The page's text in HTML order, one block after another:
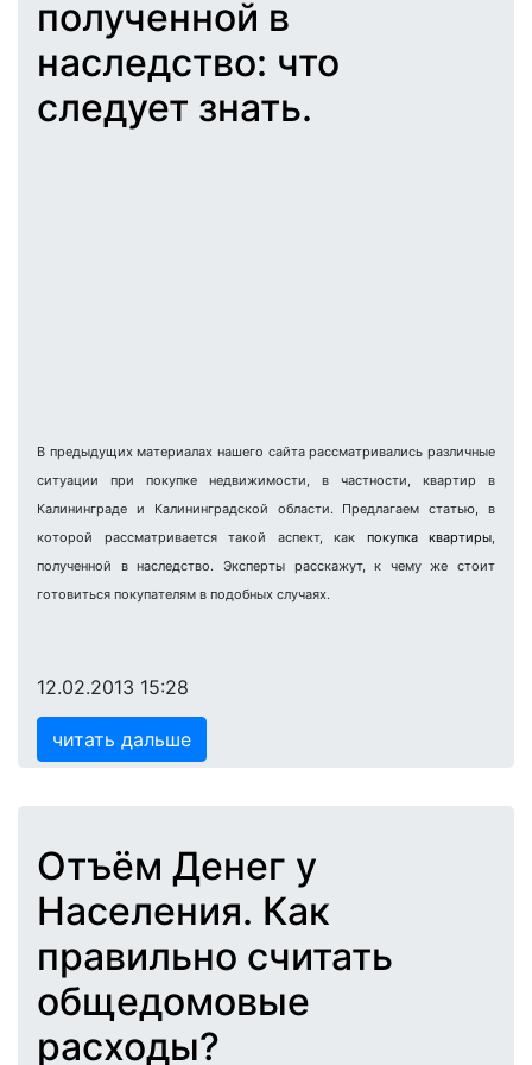
полученной в
наследство: что
следует знать.
В предыдущих материалах нашего сайта рассматривались различные
ситуации при покупке недвижимости, в частности, квартир в
Калининграде и Калининградской области. Предлагаем статью, в
которой рассматривается такой аспект, как покупка квартиры
полученной в наследство. Эксперты расскажут, к чему же стоит
готовиться покупателям в подобных случаях.
12.02.2013 15:28
читать дальше
Отъём Денег у
Населения. Как
правильно считать
общедомовые
расходы?